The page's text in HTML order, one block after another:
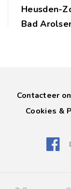
Heusden-
Bad
Contacteer
Cookies &